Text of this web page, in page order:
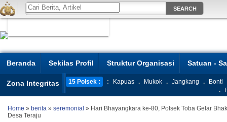
Beranda Sekilas Profil Struktur Organisasi Satuan -
Zona Integritas 15 Polsek : : Kapuas . Mukok . Jangkang .
Bonti
.
Home » berita » seremonial » Hari Bhayangkara ke-80, Polsek Toba Gelar
Desa Teraju